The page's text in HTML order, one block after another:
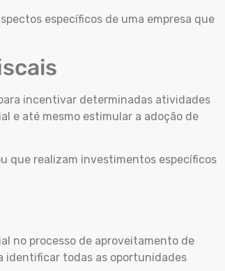
específicos de uma empresa que
incentivar determinadas atividades
e até mesmo estimular a adoção de
que realizam investimentos específicos
no processo de aproveitamento de
identificar todas as oportunidades